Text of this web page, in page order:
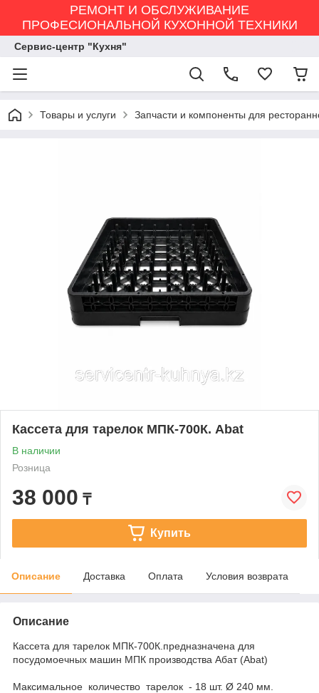
РЕМОНТ И ОБСЛУЖИВАНИЕ
ПРОФЕСИОНАЛЬНОЙ КУХОННОЙ ТЕХНИКИ
Сервис-центр "Кухня"
Товары и услуги Запчасти и компоненты для
Кассета для тарелок МПК-700К. Abat
В наличии
Розница
38 000 ₸
Купить
Описание Доставка Оплата Условия возврата
Описание
Кассета для тарелок МПК-700К.предназначена для
посудомоечных машин МПК производства Абат (Abat)
Максимальное количество тарелок - 18 шт. Ø 240 мм.